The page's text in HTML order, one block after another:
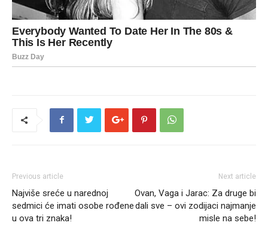
Previous article
Najviše sreće u narednoj
sedmici će imati osobe rođene
u ova tri znaka!
Next article
Ovan, Vaga i Jarac: Za druge bi
dali sve – ovi zodijaci najmanje
misle na sebe!